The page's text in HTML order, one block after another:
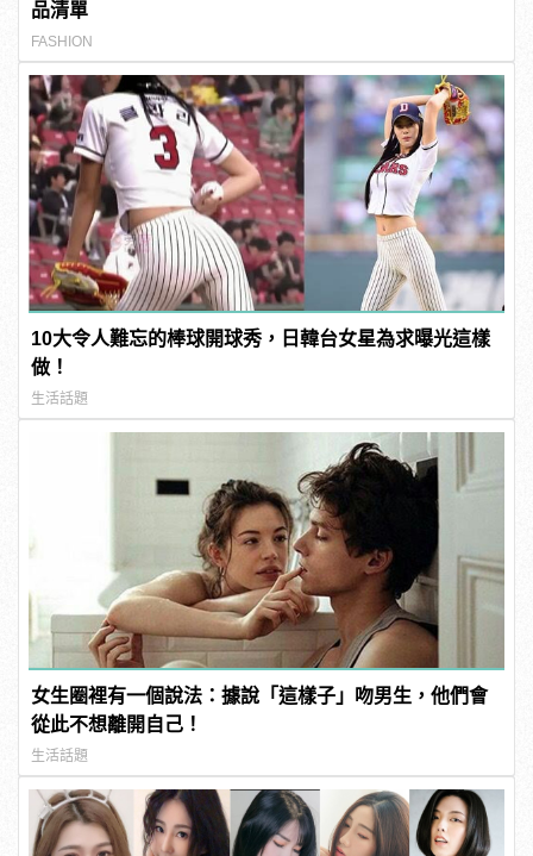
品清單
FASHION
10大令人難忘的棒球開球秀，日韓台女星為求曝光這樣
做！
生活話題
女生圈裡有一個說法：據說「這樣子」吻男生，他們會
從此不想離開自己！
生活話題